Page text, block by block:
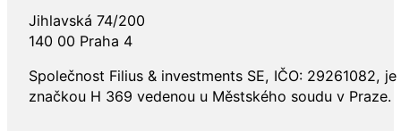
Jihlavská 74/200
140 00 Praha 4
Společnost Filius & investments SE, IČO: 29261082,
značkou H 369 vedenou u Městského soudu v Praze.